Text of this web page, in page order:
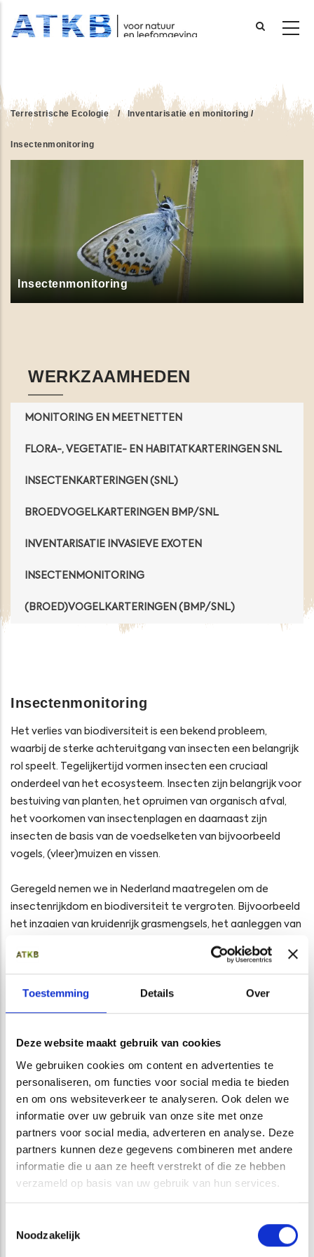
Toestemming Details Over
Deze website maakt gebruik van cookies
We gebruiken cookies om content en advertenties te
personaliseren, om functies voor social media te bieden
en om ons websiteverkeer te analyseren. Ook delen we
informatie over uw gebruik van onze site met onze
partners voor social media, adverteren en analyse. Deze
partners kunnen deze gegevens combineren met andere
informatie die u aan ze heeft verstrekt of die ze hebben
verzameld op basis van uw gebruik van hun services.
Noodzakelijk
naar
de
inhoud
Terrestrische Ecologie / Inventarisatie en monitoring/
Insectenmonitoring
Insectenmonitoring
WERKZAAMHEDEN
MONITORING EN MEETNETTEN
FLORA-, VEGETATIE- EN HABITATKARTERINGEN SNL
INSECTENKARTERINGEN (SNL)
BROEDVOGELKARTERINGEN BMP/SNL
INVENTARISATIE INVASIEVE EXOTEN
INSECTENMONITORING
(BROED)VOGELKARTERINGEN (BMP/SNL)
Insectenmonitoring
Het verlies van biodiversiteit is een bekend probleem,
waarbij de sterke achteruitgang van insecten een belangrijk
rol speelt. Tegelijkertijd vormen insecten een cruciaal
onderdeel van het ecosysteem. Insecten zijn belangrijk voor
bestuiving van planten, het opruimen van organisch afval,
het voorkomen van insectenplagen en daarnaast zijn
insecten de basis van de voedselketen van bijvoorbeeld
vogels, (vleer)muizen en vissen.
Geregeld nemen we in Nederland maatregelen om de
insectenrijkdom en biodiversiteit te vergroten. Bijvoorbeeld
het inzaaien van kruidenrijk grasmengsels, het aanleggen van
inrichten van nieuwe natuur en het vergroenen van wijken en
bedrijventerreinen. Dit alles om insecten en daarmee de
biodiversiteit te helpen.
van insecten kan vragen beantwoorden zoals:
Profiteren bijen en vlinders van het nieuwe maaibeheer?
Hoe ontwikkelt de insectenrijkdom zich in een
ingezaaide bloemenweide?
Welke insecten maken gebruik van een groen dak?
Komen er meer libellen voor in natuurinclusieve oevers?
Monitoring geeft inzicht in de ontwikkeling van de
insectenstand. Indien nodig kan daarmee worden
bijgestuurd in het beheer.
ATKBbiedt diverse monitoringdiensten voor verschillende